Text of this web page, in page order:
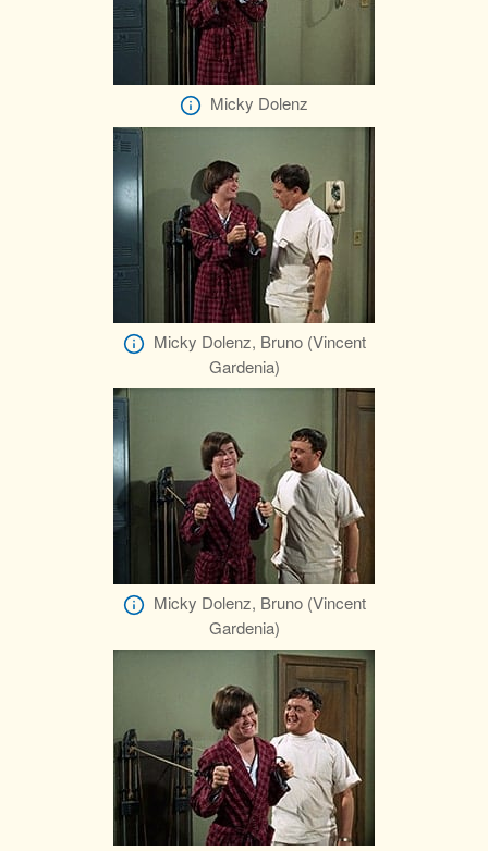
Micky Dolenz
Micky Dolenz, Bruno (Vincent
Gardenia)
Micky Dolenz, Bruno (Vincent
Gardenia)